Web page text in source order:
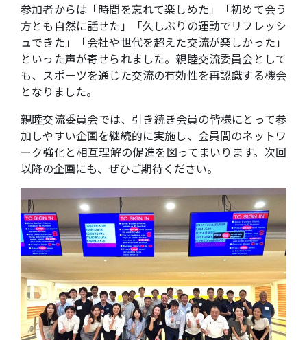
参加者からは「時間を忘れて楽しめた」「初めて会う
方とも自然に話せた」「久しぶりの運動でリフレッシ
ュできた」「会社や世代を超えた交流が楽しかった」
といった声が寄せられました。親睦交流委員会として
も、スポーツを通じた交流の有効性を再認識する機会
となりました。
親睦交流委員会では、引き続き会員の皆様にとって参
加しやすい企画を継続的に実施し、会員間のネットワ
ーク強化と相互理解の促進を図ってまいります。次回
以降の企画にも、ぜひご期待ください。